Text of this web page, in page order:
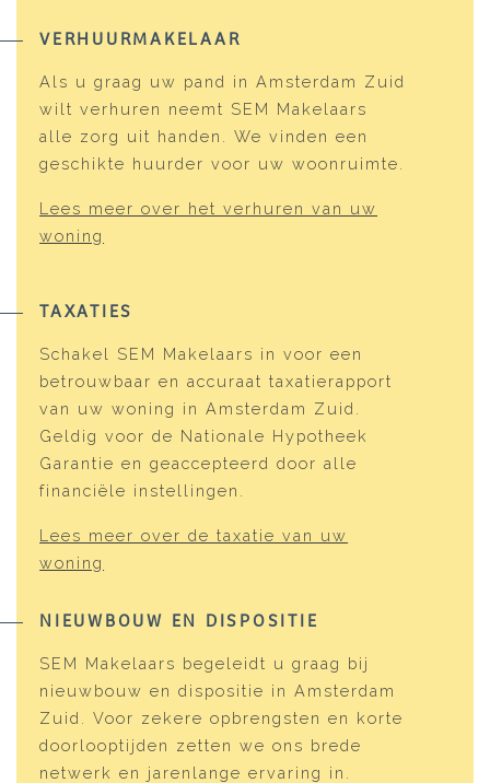
VERHUURMAKELAAR
Als u graag uw pand in Amsterdam Zuid
wilt verhuren neemt SEM Makelaars
alle zorg uit handen. We vinden een
geschikte huurder voor uw woonruimte.
Lees meer over het verhuren van uw
woning
TAXATIES
Schakel SEM Makelaars in voor een
betrouwbaar en accuraat taxatierapport
van uw woning in Amsterdam Zuid.
Geldig voor de Nationale Hypotheek
Garantie en geaccepteerd door alle
financiële instellingen.
Lees meer over de taxatie van uw
woning
NIEUWBOUW EN DISPOSITIE
SEM Makelaars begeleidt u graag bij
nieuwbouw en dispositie in Amsterdam
Zuid. Voor zekere opbrengsten en korte
doorlooptijden zetten we ons brede
netwerk en jarenlange ervaring in.